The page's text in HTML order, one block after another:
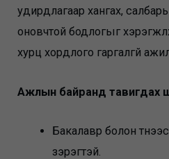
удирдлагаар хангах,
оновчтой бодлогыг
хурц хордлого гаргалгүй
Ажлын байранд тавигдах
Бакалавр болон
зэрэгтэй.